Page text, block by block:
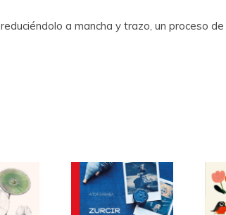
a mancha y trazo, un proceso de